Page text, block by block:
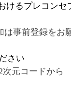
プレコンセプ
は事前登録をお
さい
次元コードから